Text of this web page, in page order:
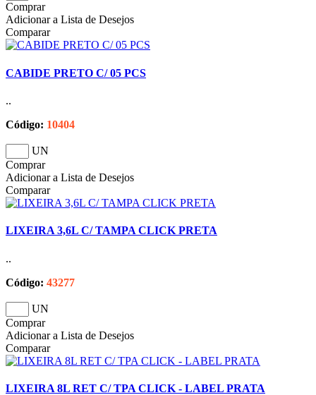
Comprar
Adicionar a Lista de Desejos
Comparar
CABIDE PRETO C/ 05 PCS
..
Código: 10404
UN
Comprar
Adicionar a Lista de Desejos
Comparar
LIXEIRA 3,6L C/ TAMPA CLICK PRETA
..
Código: 43277
UN
Comprar
Adicionar a Lista de Desejos
Comparar
LIXEIRA 8L RET C/ TPA CLICK - LABEL PRATA